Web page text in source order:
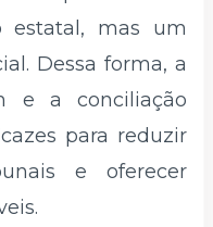
estatal, mas um
Dessa forma, a
e a conciliação
para reduzir
e oferecer